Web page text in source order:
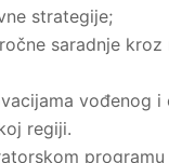
strategije;
saradnje kroz
vođenog
regiji.